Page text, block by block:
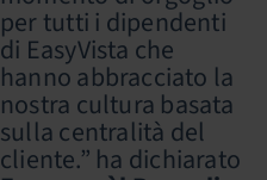
per tutti i dipendenti
di EasyVista che
hanno abbracciato la
nostra cultura basata
sulla centralità del
cliente.” ha dichiarato